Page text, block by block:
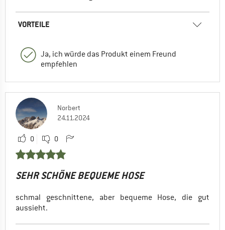
VORTEILE
Ja, ich würde das Produkt einem Freund
empfehlen
Norbert
24.11.2024
0 0
SEHR SCHÖNE BEQUEME HOSE
schmal geschnittene, aber bequeme Hose, die gut
aussieht.